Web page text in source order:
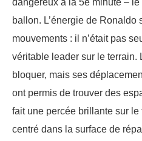
ballon. L’énergie de
mouvements : il n’était pas
véritable leader sur le terrain.
bloquer, mais ses
ont permis de trouver des
fait une percée brillante sur
centré dans la surface de